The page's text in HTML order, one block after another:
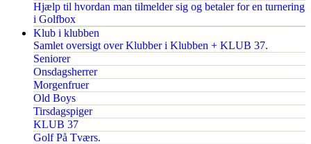
Hjælp til hvordan man tilmelder sig og betaler for en turnering
i Golfbox
Klub i klubben
Samlet oversigt over Klubber i Klubben + KLUB 37.
Seniorer
Onsdagsherrer
Morgenfruer
Old Boys
Tirsdagspiger
KLUB 37
Golf På Tværs.